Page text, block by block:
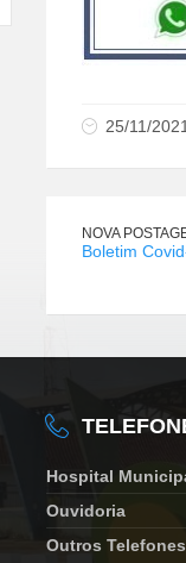
25/11/
NOVA
Boletim
Hospital
Ouvidoria
Outros Telefones